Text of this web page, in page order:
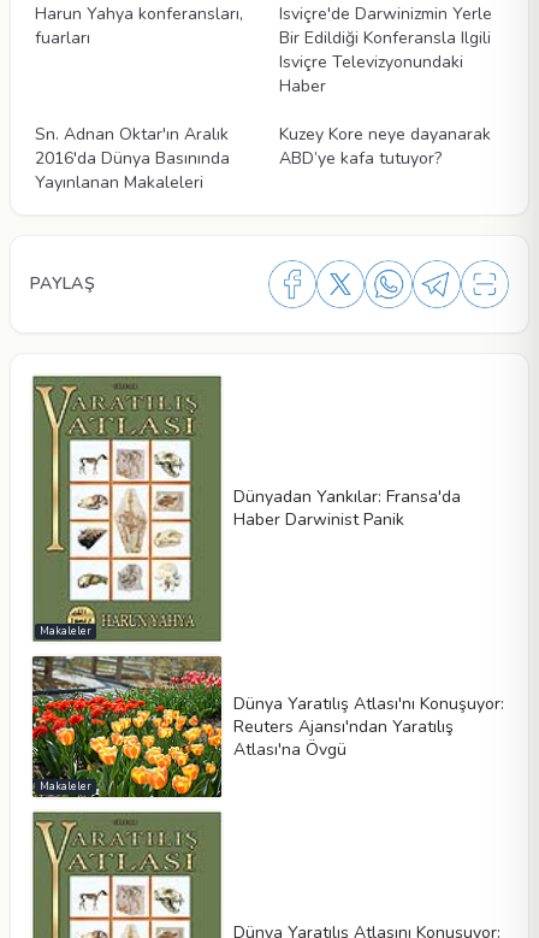
Harun Yahya konferansları,
fuarları
Isviçre'de Darwinizmin Yerle
Bir Edildiği Konferansla Ilgili
Isviçre Televizyonundaki
Haber
Sn. Adnan Oktar'ın Aralık
2016'da Dünya Basınında
Yayınlanan Makaleleri
Kuzey Kore neye dayanarak
ABD’ye kafa tutuyor?
PAYLAŞ
Makaleler
Dünyadan Yankılar: Fransa'da
Haber Darwinist Panik
Makaleler
Dünya Yaratılış Atlası'nı Konuşuyor:
Reuters Ajansı'ndan Yaratılış
Atlası'na Övgü
Dünya Yaratılış Atlasını Konuşuyor: